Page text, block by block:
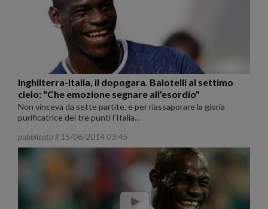
Inghilterra-Italia, il dopogara. Balotelli al settimo
cielo: "Che emozione segnare all'esordio"
Non vinceva da sette partite, e per riassaporare la gioria
purificatrice dei tre punti l'Italia...
pubblicato il 15/06/2014 03:45